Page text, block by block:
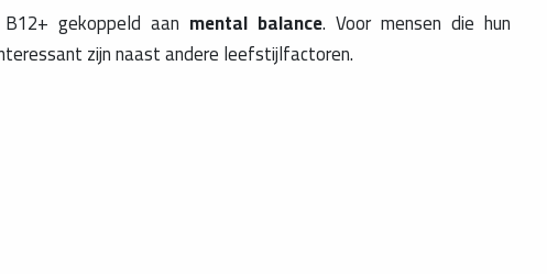
gekoppeld aan mental balance. Voor mensen die hun
zijn naast andere leefstijlfactoren.